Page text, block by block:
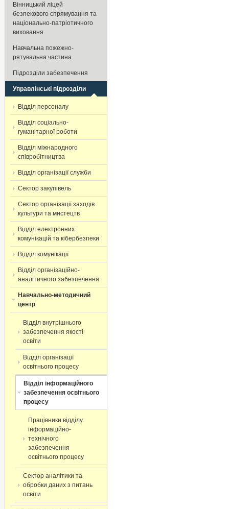
Вінницький ліцей
безпекового спрямування та
національно-патріотичного
виховання
Навчальна пожежно-
рятувальна частина
Підрозділи забезпечення
Управлінські підрозділи
Відділ персоналу
Відділ соціально-
гуманітарної роботи
Відділ міжнародного
співробітництва
Відділ організації служби
Сектор закупівель
Сектор організації заходів
культури та мистецтв
Відділ електронних
комунікацій та кібербезпеки
Відділ комунікації
Відділ організаційно-
аналітичного забезпечення
Навчально-методичний
центр
Відділ внутрішнього
забезпечення якості
освіти
Відділ організації
освітнього процесу ​
Відділ інформаційного
забезпечення освітнього
процесу
Працівники відділу
інформаційно-
технічного
забезпечення
освітнього процесу
Сектор аналітики та
обробки даних з питань
освіти